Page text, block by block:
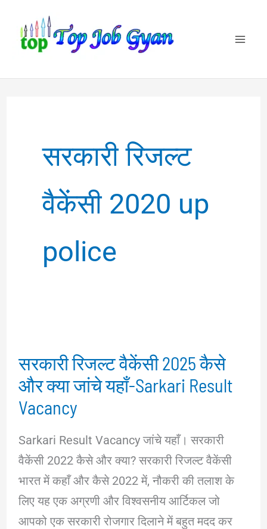
content
सरकारी रिजल्ट
वैकेंसी 2020 up
police
सरकारी रिजल्ट वैकेंसी 2025 कैसे
और क्या जांचे यहाँ-Sarkari Result
Vacancy
Sarkari Result Vacancy जांचे यहाँ। सरकारी
वैकेंसी 2022 कैसे और क्या? सरकारी रिजल्ट वैकेंसी
भारत में कहाँ और कैसे 2022 में, नौकरी की तलाश के
लिए यह एक अग्रणी और विश्वसनीय आर्टिकल जो
आपको एक सरकारी रोजगार दिलाने में बहुत मदद कर